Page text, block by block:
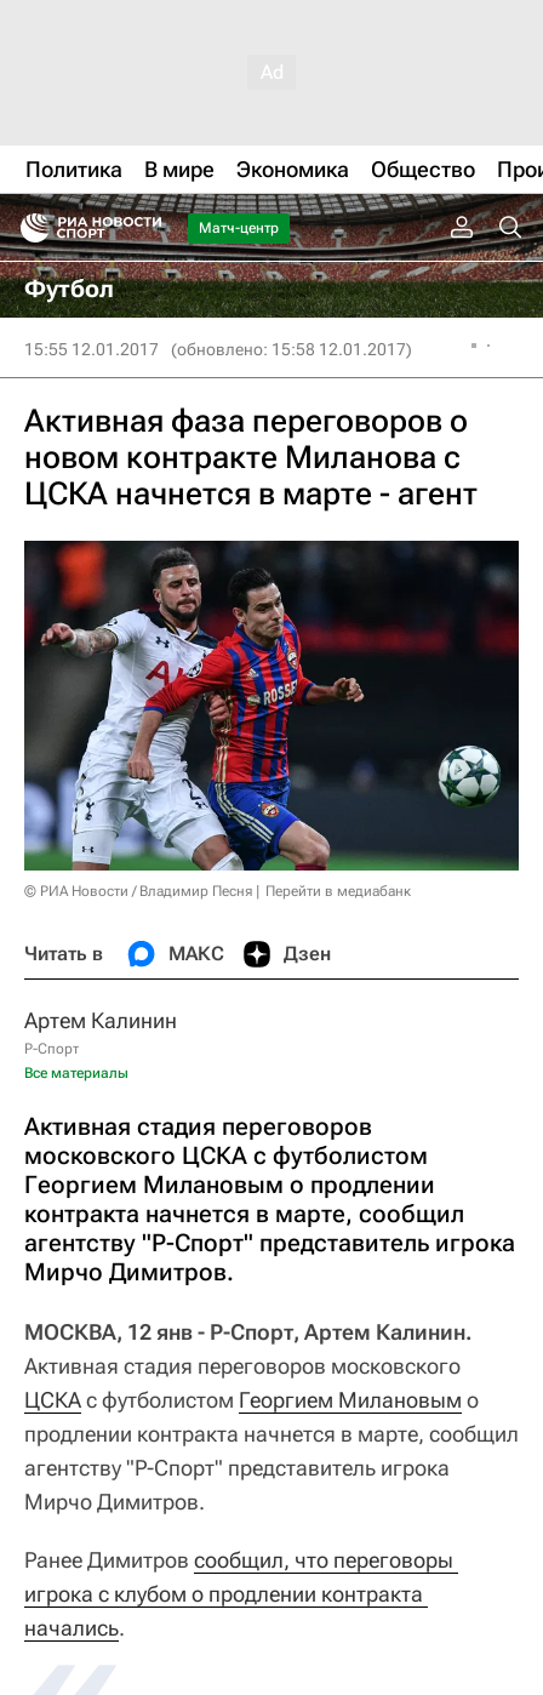
Политика В мире Экономика Общество
Матч-центр
Футбол
15:55 12.01.2017 (обновлено: 15:58 12.01.2017)
Активная фаза переговоров о
новом контракте Миланова с
ЦСКА начнется в марте - агент
© РИА Новости / Владимир Песня Перейти в медиабанк
Читать в МАКС Дзен
Артем Калинин
Р-Спорт
Все материалы
Активная стадия переговоров
московского ЦСКА с футболистом
Георгием Милановым о продлении
контракта начнется в марте, сообщил
агентству "Р-Спорт" представитель игрока
Мирчо Димитров.
МОСКВА, 12 янв - Р-Спорт, Артем Калинин.
Активная стадия переговоров московского
ЦСКАс футболистом Георгием Милановым о
продлении контракта начнется в марте, сообщил
агентству "Р-Спорт" представитель игрока
Мирчо Димитров.
Ранее Димитров сообщил, что переговоры
игрока с клубом о продлении контракта
начались.